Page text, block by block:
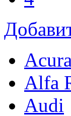
Acura
Alfa
Audi